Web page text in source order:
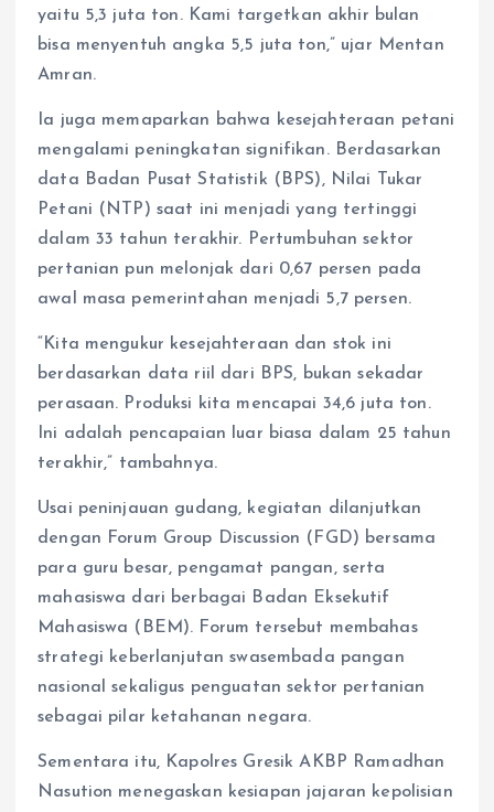
yaitu 5,3 juta ton. Kami targetkan akhir bulan
bisa menyentuh angka 5,5 juta ton,” ujar Mentan
Amran.
Ia juga memaparkan bahwa kesejahteraan petani
mengalami peningkatan signifikan. Berdasarkan
data Badan Pusat Statistik (BPS), Nilai Tukar
Petani (NTP) saat ini menjadi yang tertinggi
dalam 33 tahun terakhir. Pertumbuhan sektor
pertanian pun melonjak dari 0,67 persen pada
awal masa pemerintahan menjadi 5,7 persen.
“Kita mengukur kesejahteraan dan stok ini
berdasarkan data riil dari BPS, bukan sekadar
perasaan. Produksi kita mencapai 34,6 juta ton.
Ini adalah pencapaian luar biasa dalam 25 tahun
terakhir,” tambahnya.
Usai peninjauan gudang, kegiatan dilanjutkan
dengan Forum Group Discussion (FGD) bersama
para guru besar, pengamat pangan, serta
mahasiswa dari berbagai Badan Eksekutif
Mahasiswa (BEM). Forum tersebut membahas
strategi keberlanjutan swasembada pangan
nasional sekaligus penguatan sektor pertanian
sebagai pilar ketahanan negara.
Sementara itu, Kapolres Gresik AKBP Ramadhan
Nasution menegaskan kesiapan jajaran kepolisian